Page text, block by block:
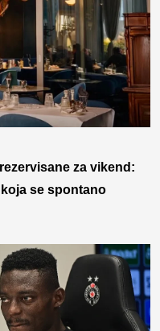
za vikend:
se spontano